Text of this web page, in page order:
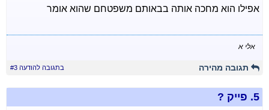
אפילו הוא מחכה אותה בבאותם משפטחם שהוא אומר
אלי א
תגובה מהירה בתגובה להודעה #3
5. פייק ?